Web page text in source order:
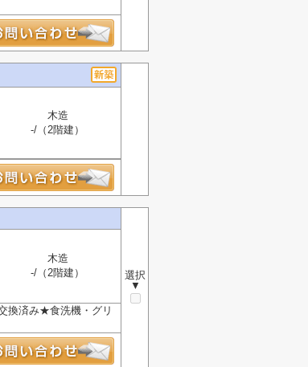
木造
-/（2階建）
選択
▼
木造
-/（2階建）
換済み★食洗機・グリ